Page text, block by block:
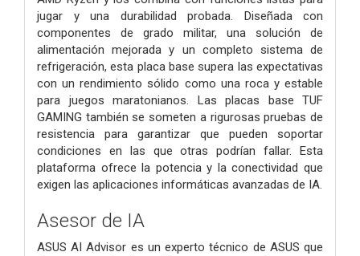
jugar y una durabilidad probada. Diseñada con
componentes de grado militar, una solución de
alimentación mejorada y un completo sistema de
refrigeración, esta placa base supera las expectativas
con un rendimiento sólido como una roca y estable
para juegos maratonianos. Las placas base TUF
GAMING también se someten a rigurosas pruebas de
resistencia para garantizar que pueden soportar
condiciones en las que otras podrían fallar. Esta
plataforma ofrece la potencia y la conectividad que
exigen las aplicaciones informáticas avanzadas de IA.
Asesor de IA
ASUS AI Advisor es un experto técnico de ASUS que